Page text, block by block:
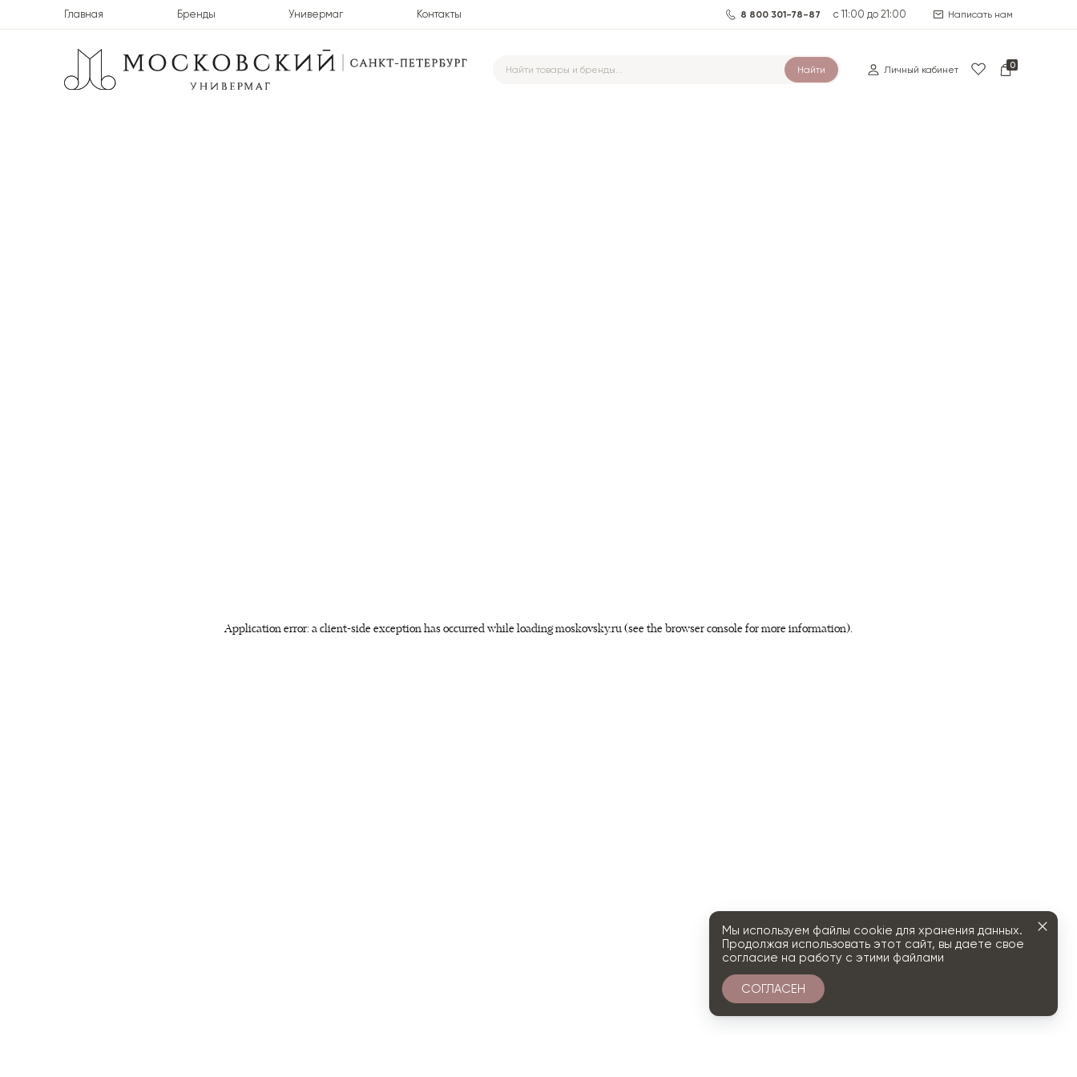
Главная Бренды Универмаг Контакты 8 800 301-78-87 с 11:00 до 21:00 Написать нам
Найти Личный кабинет 0
Application error: a client-side exception has occurred while loadingmoskovsky.ru (see the browser console for more information).
Мы используем файлы cookie для хранения данных.
Продолжая использовать этот сайт, вы даете свое
согласие на работу с этими файлами
СОГЛАСЕН